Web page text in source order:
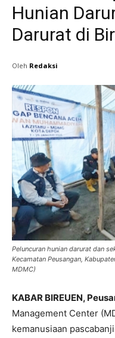
Hunian
Darurat di
Oleh Redaksi
Peluncuran hunian darurat dan
Kecamatan Peusangan,
MDMC)
KABAR BIREUEN,
Management Center
kemanusiaan